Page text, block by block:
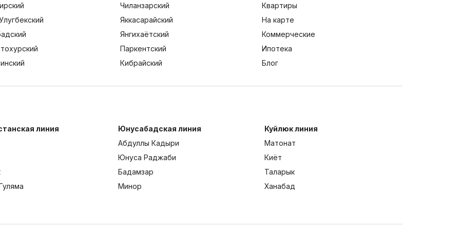
Чиланзарский
Яккасарайский
Янгихаётский
Паркентский
Кибрайский
Квартиры
На карте
Коммерческие
Ипотека
Блог
линия
Юнусабадская линия
Абдуллы Кадыри
Юнуса Раджаби
Бадамзар
Минор
Куйлюк линия
Матонат
Киёт
Таларык
Ханабад